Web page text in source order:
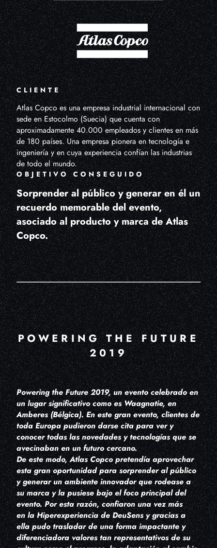
CLIENTE
Atlas Copco es una empresa industrial internacional con
sede en Estocolmo (Suecia) que cuenta con
aproximadamente 40.000 empleados y clientes en más
de 180 países. Una empresa pionera en tecnología e
ingeniería y en cuya experiencia confían las industrias
de todo el mundo.
OBJETIVO CONSEGUIDO
Sorprender al público y generar en él un
recuerdo memorable del evento,
asociado al producto y marca de Atlas
Copco.
POWERING THE FUTURE
2019
Powering the Future 2019, un evento celebrado en
un lugar significativo como es Waagnatie, en
Amberes (Bélgica). En este gran evento, clientes de
toda Europa pudieron darse cita para ver y
conocer todas las novedades y tecnologías que se
avecinaban en un futuro cercano.
De este modo, Atlas Copco pretendía aprovechar
esta gran oportunidad para sorprender al público
y generar un ambiente innovador que rodease a
su marca y la pusiese bajo el foco principal del
evento. Por esta razón, confiaron una vez más
en la Hiperexperiencia de DeuSens y gracias a
ella pudo trasladar de una forma impactante y
diferenciadora valores tan representativos de su